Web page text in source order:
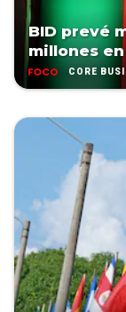
BID prevé
millones
CORE